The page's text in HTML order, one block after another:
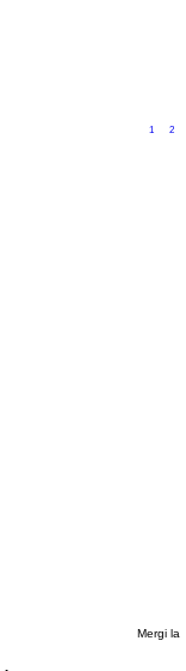
1 2
Mergi la